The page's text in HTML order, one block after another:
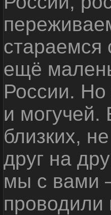
стараемся
ещё
России. Но
и могучей.
близких,
друг на
мы с вами
проводили